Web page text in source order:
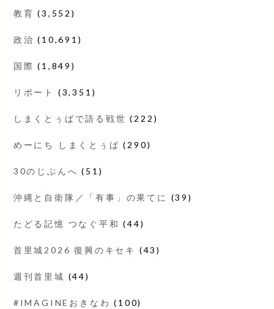
教育 (3,552)
政治 (10,691)
国際 (1,849)
リポート (3,351)
しまくとぅばで語る戦世 (222)
めーにち しまくとぅば (290)
30のじぶんへ (51)
沖縄と自衛隊／「有事」の果てに (39)
たどる記憶 つなぐ平和 (44)
首里城2026 復興のキセキ (43)
週刊首里城 (44)
#IMAGINEおきなわ (100)